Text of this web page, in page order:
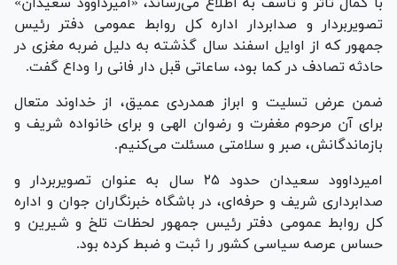
تصویربردار و صدابردار اداره کل روابط عمومی دفتر رئیس
جمهور که از اوایل اسفند سال گذشته به دلیل ضربه مغزی در
حادثه تصادف در کما بود، ساعاتی قبل دار فانی را وداع گفت.
ضمن عرض تسلیت و ابراز همدردی عمیق، از خداوند متعال
برای آن مرحوم مغفرت و رضوان الهی و برای خانواده شریف و
بازماندگانش، صبر و سلامتی مسئلت می‌کنیم.
امیرداوود سعیدان حدود ۲۵ سال به عنوان تصویربردار و
صدابرداری شریف و حرفه‌ای، در باشگاه خبرنگاران جوان و اداره
کل روابط عمومی دفتر رئیس جمهور لحظات تلخ و شیرین و
حساس عرصه سیاسی کشور را ثبت و ضبط کرده بود.